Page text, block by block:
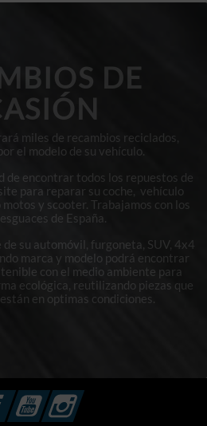
DE
miles de recambios reciclados,
el modelo de su vehículo.
de encontrar todos los repuestos de
para reparar su coche, vehículo
y scooter. Trabajamos con los
de España.
su automóvil, furgoneta, SUV, 4x4
marca y modelo podrá encontrar
con el medio ambiente para
ecológica, reutilizando piezas que
en optimas condiciones.
FacebookYouTubeInstagram